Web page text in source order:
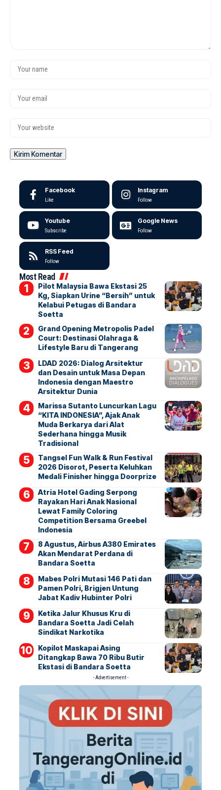
Facebook
Like
Instagram
Follow
Youtube
Subscribe
Google News
Follow
RSS Feed
Follow
Most Read
Pilot Malaysia Bawa Ekstasi 25
Kg, Siapkan Urine “Bersih” untuk
Kelabui Petugas di Bandara
Soetta
Grand Opening Metropolis Padel
Court: Destinasi Olahraga &
Lifestyle Baru di Tangerang
LDAD 2026: Dialog Arsitektur
dan Desain untuk Masa Depan
Indonesia dengan Maestro
Arsitektur Dunia
Marissa Sutanto Luncurkan Lagu
“KITA INDONESIA”, Ajak Anak
Muda Berkarya dari Alat
Sederhana hingga Musik
Tradisional
Tangsel Fun Walk & Run Festival
2026 Disorot, Peserta Keluhkan
Medali Finisher hingga Doorprize
Atria Hotel Gading Serpong
Rayakan Hari Anak Nasional
Lewat Family Coloring
Competition Bersama Greebel
Indonesia
8 Agustus, Airbus A380 Emirates
Akan Mendarat Perdana di
Bandara Soetta
Mabes Polri Mutasi 146 Pati dan
Pamen Polri, Brigjen Untung
Jabat Kadiv Hubinter Polri
Ketika Jalur Khusus Kru di
Bandara Soetta Jadi Celah
Sindikat Narkotika
Kopilot Maskapai Asing
Ditangkap Bawa 70 Ribu Butir
Ekstasi di Bandara Soetta
- Advertisement -